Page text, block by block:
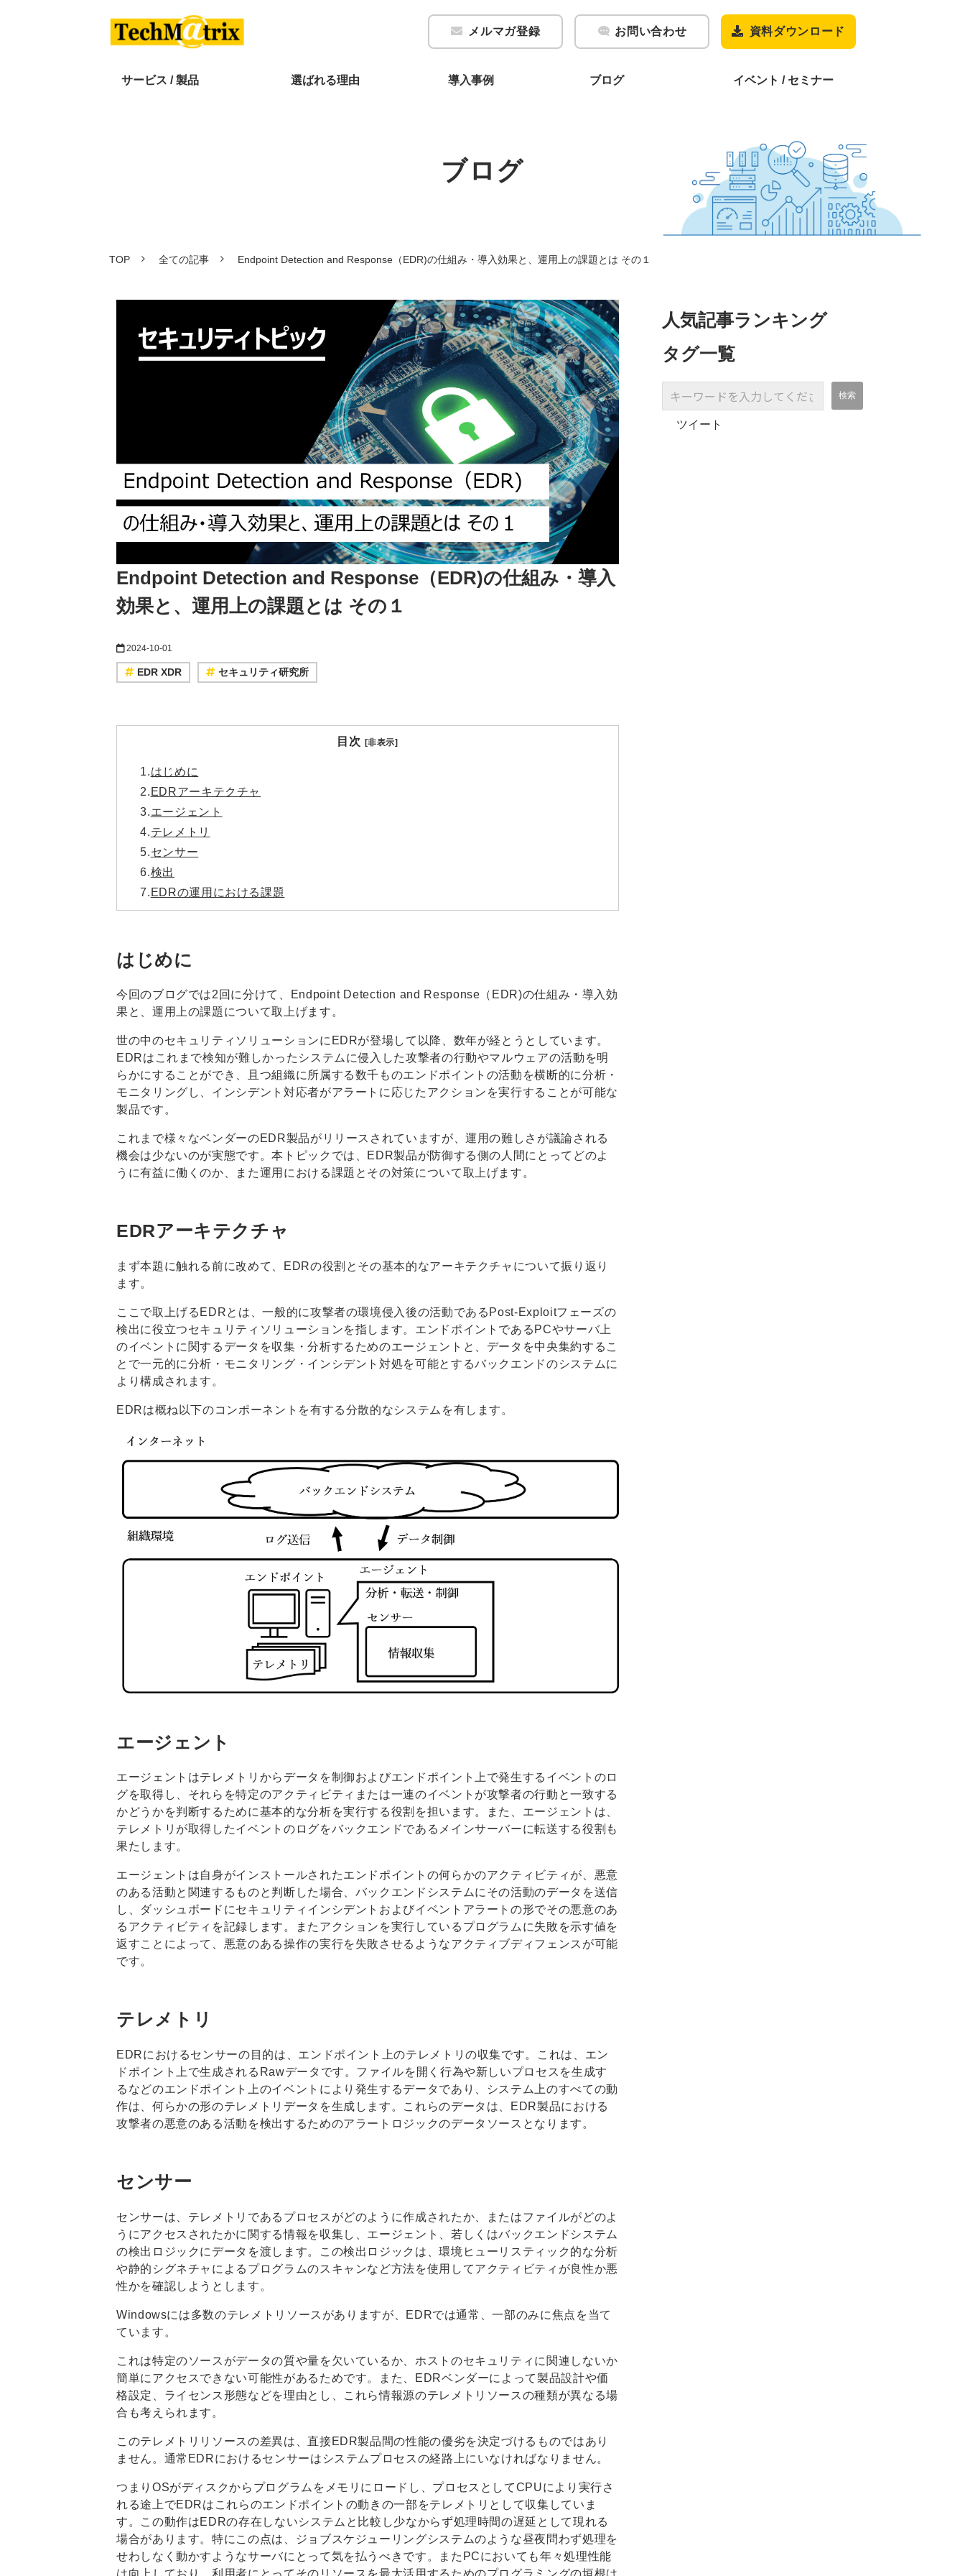
メルマガ登録 お問い合わせ 資料ダウンロード
サービス / 製品 選ばれる理由 導入事例 ブログ イベント / セミナー
ブログ
TOP 全ての記事 Endpoint Detection and Response（EDR)の仕組み・導入効果と、運用上の課題とは その１
Endpoint Detection and Response（EDR)の仕組み・導入
効果と、運用上の課題とは その１
2024-10-01
EDR XDR セキュリティ研究所
目次 [非表示]
1.はじめに
2. EDRアーキテクチャ
3.エージェント
4.テレメトリ
5.センサー
6.検出
7. EDRの運用における課題
はじめに
今回のブログでは2回に分けて、Endpoint Detection and Response（EDR)の仕組み・導入効
果と、運用上の課題について取上げます。
世の中のセキュリティソリューションにEDRが登場して以降、数年が経とうとしています。
EDRはこれまで検知が難しかったシステムに侵入した攻撃者の行動やマルウェアの活動を明
らかにすることができ、且つ組織に所属する数千ものエンドポイントの活動を横断的に分析・
モニタリングし、インシデント対応者がアラートに応じたアクションを実行することが可能な
製品です。
これまで様々なベンダーのEDR製品がリリースされていますが、運用の難しさが議論される
機会は少ないのが実態です。本トピックでは、EDR製品が防御する側の人間にとってどのよ
うに有益に働くのか、また運用における課題とその対策について取上げます。
EDRアーキテクチャ
まず本題に触れる前に改めて、EDRの役割とその基本的なアーキテクチャについて振り返り
ます。
ここで取上げるEDRとは、一般的に攻撃者の環境侵入後の活動であるPost-Exploitフェーズの
検出に役立つセキュリティソリューションを指します。エンドポイントであるPCやサーバ上
のイベントに関するデータを収集・分析するためのエージェントと、データを中央集約するこ
とで一元的に分析・モニタリング・インシデント対処を可能とするバックエンドのシステムに
より構成されます。
EDRは概ね以下のコンポーネントを有する分散的なシステムを有します。
エージェント
エージェントはテレメトリからデータを制御およびエンドポイント上で発生するイベントのロ
グを取得し、それらを特定のアクティビティまたは一連のイベントが攻撃者の行動と一致する
かどうかを判断するために基本的な分析を実行する役割を担います。また、エージェントは、
テレメトリが取得したイベントのログをバックエンドであるメインサーバーに転送する役割も
果たします。
エージェントは自身がインストールされたエンドポイントの何らかのアクティビティが、悪意
のある活動と関連するものと判断した場合、バックエンドシステムにその活動のデータを送信
し、ダッシュボードにセキュリティインシデントおよびイベントアラートの形でその悪意のあ
るアクティビティを記録します。またアクションを実行しているプログラムに失敗を示す値を
返すことによって、悪意のある操作の実行を失敗させるようなアクティブディフェンスが可能
です。
テレメトリ
EDRにおけるセンサーの目的は、エンドポイント上のテレメトリの収集です。これは、エン
ドポイント上で生成されるRawデータです。ファイルを開く行為や新しいプロセスを生成す
るなどのエンドポイント上のイベントにより発生するデータであり、システム上のすべての動
作は、何らかの形のテレメトリデータを生成します。これらのデータは、EDR製品における
攻撃者の悪意のある活動を検出するためのアラートロジックのデータソースとなります。
センサー
センサーは、テレメトリであるプロセスがどのように作成されたか、またはファイルがどのよ
うにアクセスされたかに関する情報を収集し、エージェント、若しくはバックエンドシステム
の検出ロジックにデータを渡します。この検出ロジックは、環境ヒューリスティック的な分析
や静的シグネチャによるプログラムのスキャンなど方法を使用してアクティビティが良性か悪
性かを確認しようとします。
Windowsには多数のテレメトリソースがありますが、EDRでは通常、一部のみに焦点を当て
ています。
これは特定のソースがデータの質や量を欠いているか、ホストのセキュリティに関連しないか
簡単にアクセスできない可能性があるためです。また、EDRベンダーによって製品設計や価
格設定、ライセンス形態などを理由とし、これら情報源のテレメトリソースの種類が異なる場
合も考えられます。
このテレメトリリソースの差異は、直接EDR製品間の性能の優劣を決定づけるものではあり
ません。通常EDRにおけるセンサーはシステムプロセスの経路上にいなければなりません。
つまりOSがディスクからプログラムをメモリにロードし、プロセスとしてCPUにより実行さ
れる途上でEDRはこれらのエンドポイントの動きの一部をテレメトリとして収集していま
す。この動作はEDRの存在しないシステムと比較し少なからず処理時間の遅延として現れる
場合があります。特にこの点は、ジョブスケジューリングシステムのような昼夜問わず処理を
せわしなく動かすようなサーバにとって気を払うべきです。またPCにおいても年々処理性能
は向上しており、利用者にとってそのリソースを最大活用するためのプログラミングの垣根は
人気記事ランキング
タグ一覧
ツイート